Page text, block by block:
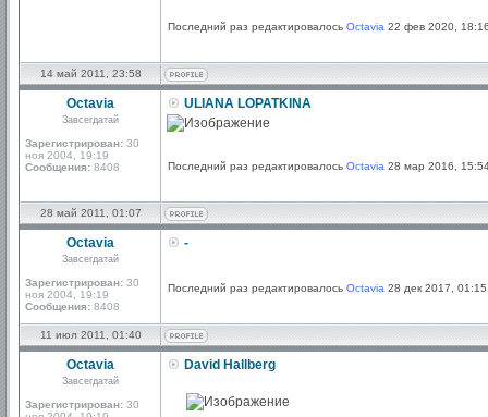
Последний раз редактировалось Octavia 22 фев 2020,
14 май 2011, 23:58
Octavia
Завсегдатай
Зарегистрирован: 30
ноя 2004, 19:19
Сообщения: 8408
ULIANA LOPATKINA
Последний раз редактировалось Octavia 28 мар 2016,
28 май 2011, 01:07
Octavia
Завсегдатай
Зарегистрирован: 30
ноя 2004, 19:19
Сообщения: 8408
-
Последний раз редактировалось Octavia 28 дек 2017,
11 июл 2011, 01:40
Octavia
Завсегдатай
Зарегистрирован: 30
David Hallberg